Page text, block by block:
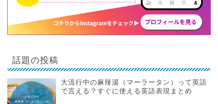
話題の投稿
大流行中の麻辣湯（マーラータン）って英語
で言える？すぐに使える英語表現まとめ